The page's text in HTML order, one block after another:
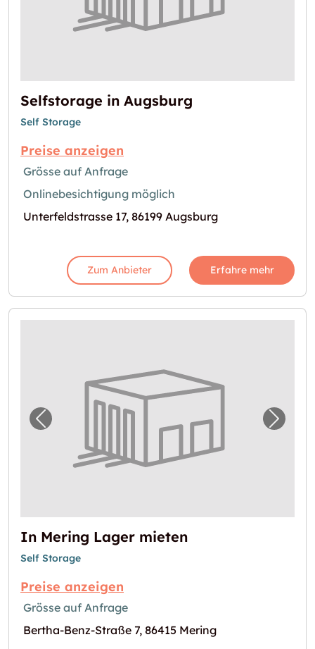
Selfstorage in Augsburg
Self Storage
Preise anzeigen
Grösse auf Anfrage
Onlinebesichtigung möglich
Unterfeldstrasse 17, 86199 Augsburg
Zum Anbieter Erfahre mehr
Vorheriges Bild für "In Mering Lager
In Mering Lager mieten
Self Storage
Preise anzeigen
Grösse auf Anfrage
Bertha-Benz-Straße 7, 86415 Mering